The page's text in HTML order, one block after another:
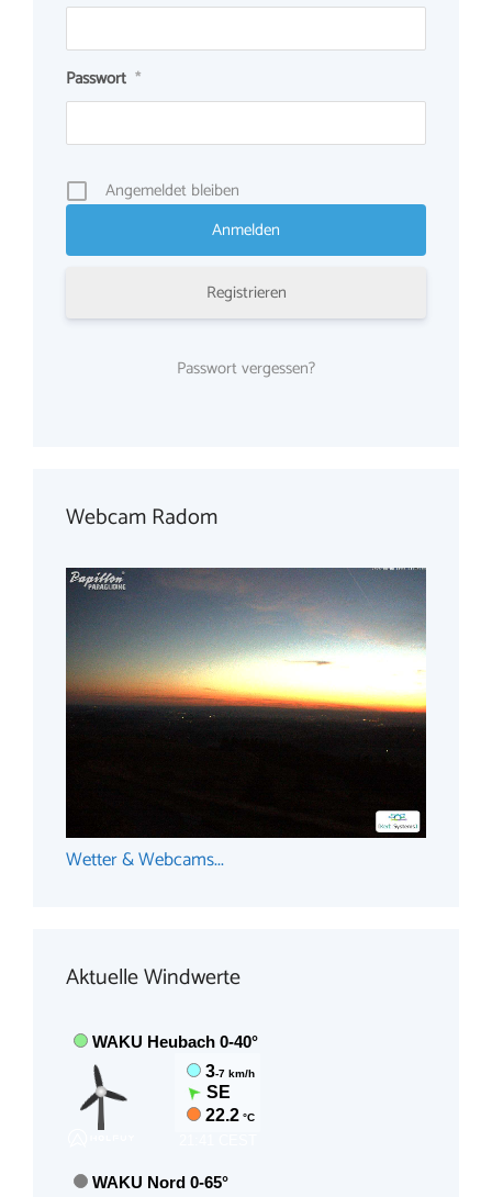
Passwort *
Angemeldet bleiben
Registrieren
Passwort vergessen?
Webcam Radom
Wetter & Webcams...
Aktuelle Windwerte